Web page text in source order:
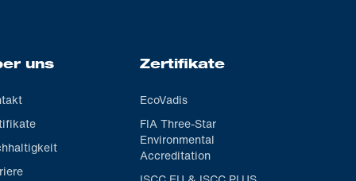
uns Zertifikate
EcoVadis
FIA Three-Star
Environmental
Accreditation